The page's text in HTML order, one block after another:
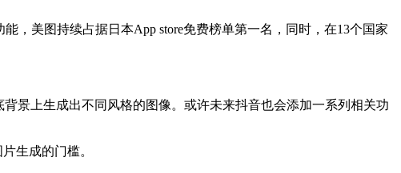
，美图持续占据日本App store免费榜单第一名，同时，在13个国家
景上生成出不同风格的图像。或许未来抖音也会添加一系列相关功
生成的门槛。